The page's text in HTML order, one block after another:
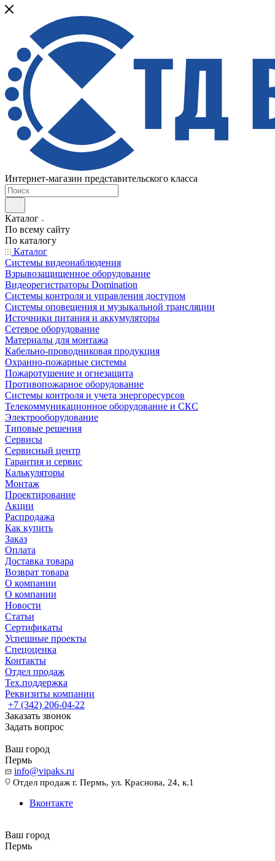
Интернет-магазин представительского класса
Каталог
По всему сайту
По каталогу
Каталог
Системы видеонаблюдения
Взрывозащищенное оборудование
Видеорегистраторы Domination
Системы контроля и управления доступом
Системы оповещения и музыкальной трансляции
Источники питания и аккумуляторы
Сетевое оборудование
Материалы для монтажа
Кабельно-проводниковая продукция
Охранно-пожарные системы
Пожаротушение и огнезащита
Противопожарное оборудование
Системы контроля и учета энергоресурсов
Телекоммуникационное оборудование и СКС
Электрооборудование
Типовые решения
Сервисы
Сервисный центр
Гарантия и сервис
Калькуляторы
Монтаж
Проектирование
Акции
Распродажа
Как купить
Заказ
Оплата
Доставка товара
Возврат товара
О компании
О компании
Новости
Статьи
Сертификаты
Успешные проекты
Спецоценка
Контакты
Отдел продаж
Тех.поддержка
Реквизиты компании
+7 (342) 206-04-22
Заказать звонок
Задать вопрос
Ваш город
Пермь
info@vipaks.ru
Отдел продаж г. Пермь, ул. Краснова, 24, к.1
Вконтакте
Ваш город
Пермь